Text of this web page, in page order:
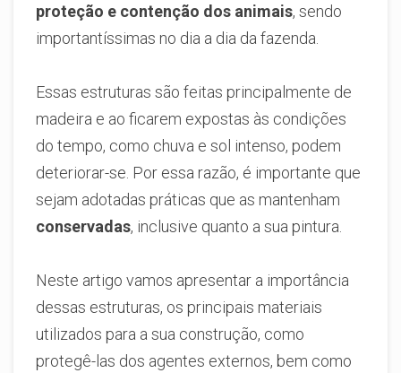
proteção e contenção dos animais, sendo
importantíssimas no dia a dia da fazenda.
Essas estruturas são feitas principalmente de
madeira e ao ficarem expostas às condições
do tempo, como chuva e sol intenso, podem
deteriorar-se. Por essa razão, é importante que
sejam adotadas práticas que as mantenham
conservadas, inclusive quanto a sua pintura.
Neste artigo vamos apresentar a importância
dessas estruturas, os principais materiais
utilizados para a sua construção, como
protegê-las dos agentes externos, bem como